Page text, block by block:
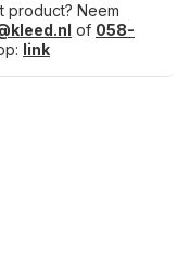
product? Neem
of 058-
link